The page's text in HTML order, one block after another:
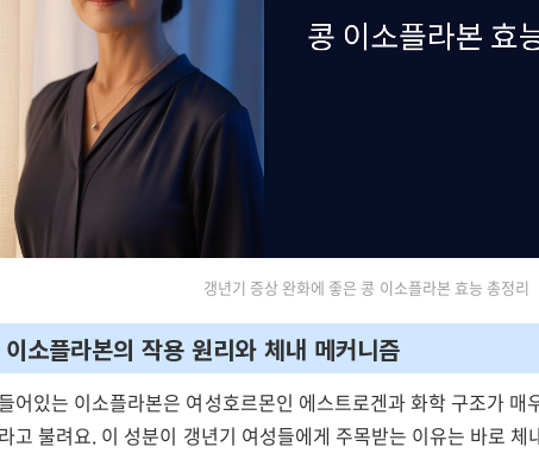
갱년기 증상 완화에 좋은 콩 이소플라본 효능 총정리
소플라본의 작용 원리와 체내 메커니즘
어있는 이소플라본은 여성호르몬인 에스트로겐과 화학 구조가 매
고 불려요. 이 성분이 갱년기 여성들에게 주목받는 이유는 바로 체